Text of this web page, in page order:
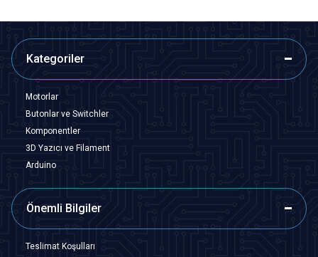
Kategoriler
Motorlar
Butonlar ve Switchler
Komponentler
3D Yazıcı ve Filament
Arduino
Önemli Bilgiler
Teslimat Koşulları